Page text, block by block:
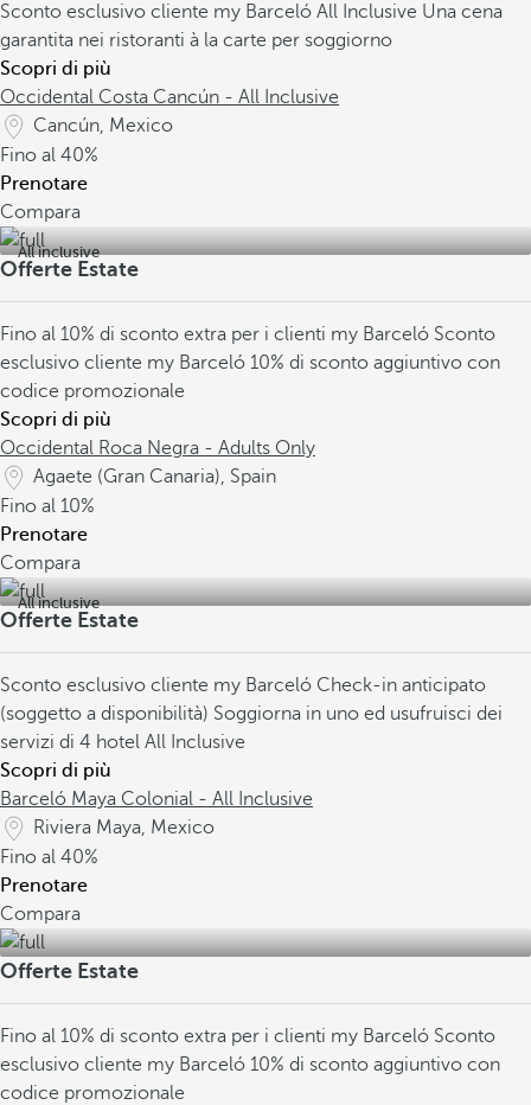
Sconto esclusivo cliente my Barceló All Inclusive Una cena
garantita nei ristoranti à la carte per soggiorno
Scopri di più
Occidental Costa Cancún - All Inclusive
Cancún, Mexico
Fino al 40%
Prenotare
Compara
All inclusive
Offerte Estate
Fino al 10% di sconto extra per i clienti my Barceló Sconto
esclusivo cliente my Barceló 10% di sconto aggiuntivo con
codice promozionale
Scopri di più
Occidental Roca Negra - Adults Only
Agaete (Gran Canaria), Spain
Fino al 10%
Prenotare
Compara
All inclusive
Offerte Estate
Sconto esclusivo cliente my Barceló Check-in anticipato
(soggetto a disponibilità) Soggiorna in uno ed usufruisci dei
servizi di 4 hotel All Inclusive
Scopri di più
Barceló Maya Colonial - All Inclusive
Riviera Maya, Mexico
Fino al 40%
Prenotare
Compara
Offerte Estate
Fino al 10% di sconto extra per i clienti my Barceló Sconto
esclusivo cliente my Barceló 10% di sconto aggiuntivo con
codice promozionale